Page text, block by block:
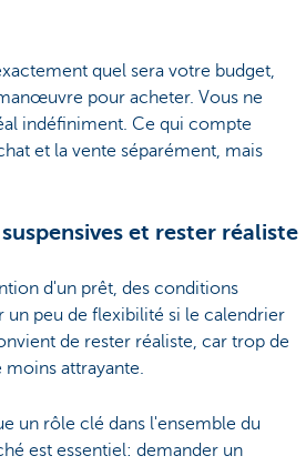
quel sera votre budget,
pour acheter. Vous ne
indéfiniment. Ce qui compte
et la vente séparément, mais
et rester réaliste
d'un prêt, des conditions
peu de flexibilité si le calendrier
de rester réaliste, car trop de
attrayante.
un rôle clé dans l'ensemble du
est essentiel: demander un